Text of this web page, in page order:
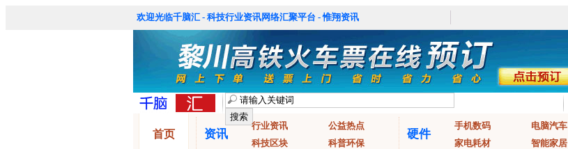
欢迎光临千脑汇 - 科技行业资讯网络汇聚平台 - 惟翔资讯
首页 资讯
行业资讯
公益热点
科技区块
科普环保
硬件
手机数码
电脑汽车
家电耗材
智能家居